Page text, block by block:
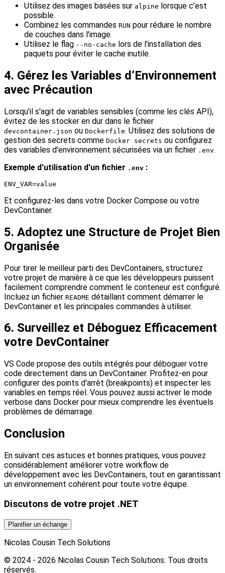
Utilisez des images basées sur alpine lorsque c’est
possible.
Combinez les commandes RUN pour réduire le nombre
de couches dans l'image.
Utilisez le flag --no-cache lors de l'installation des
paquets pour éviter le cache inutile.
4. Gérez les Variables d’Environnement
avec Précaution
Lorsqu'il s'agit de variables sensibles (comme les clés API),
évitez de les stocker en dur dans le fichier
devcontainer.json ou Dockerfile. Utilisez des solutions de
gestion des secrets comme Docker secrets ou configurez
des variables d'environnement sécurisées via un fichier .env.
Exemple d'utilisation d'un fichier .env :
Et configurez-les dans votre Docker Compose ou votre
DevContainer.
5. Adoptez une Structure de Projet Bien
Organisée
Pour tirer le meilleur parti des DevContainers, structurez
votre projet de manière à ce que les développeurs puissent
facilement comprendre comment le conteneur est configuré.
Incluez un fichier README détaillant comment démarrer le
DevContainer et les principales commandes à utiliser.
6. Surveillez et Déboguez Efficacement
votre DevContainer
VS Code propose des outils intégrés pour déboguer votre
code directement dans un DevContainer. Profitez-en pour
configurer des points d'arrêt (breakpoints) et inspecter les
variables en temps réel. Vous pouvez aussi activer le mode
verbose dans Docker pour mieux comprendre les éventuels
problèmes de démarrage.
Conclusion
En suivant ces astuces et bonnes pratiques, vous pouvez
considérablement améliorer votre workflow de
développement avec les DevContainers, tout en garantissant
un environnement cohérent pour toute votre équipe.
Discutons de votre projet .NET
Planifier un échange
Nicolas Cousin Tech Solutions
© 2024 - 2026 Nicolas Cousin Tech Solutions. Tous droits
réservés.